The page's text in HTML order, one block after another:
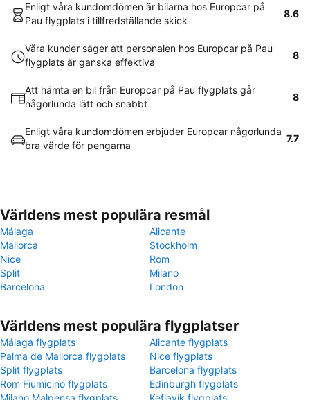
Enligt våra kundomdömen är bilarna hos Europcar på
Pau flygplats i tillfredställande skick
8.6
Våra kunder säger att personalen hos Europcar på Pau
flygplats är ganska effektiva
8
Att hämta en bil från Europcar på Pau flygplats går
någorlunda lätt och snabbt
8
Enligt våra kundomdömen erbjuder Europcar någorlunda
bra värde för pengarna
7.7
Världens mest populära resmål
Málaga
Alicante
Mallorca
Stockholm
Nice
Rom
Split
Milano
Barcelona
London
Världens mest populära flygplatser
Málaga flygplats
Alicante flygplats
Palma de Mallorca flygplats
Nice flygplats
Split flygplats
Barcelona flygplats
Rom Fiumicino flygplats
Edinburgh flygplats
Milano Malpensa flygplats
Keflavík flygplats